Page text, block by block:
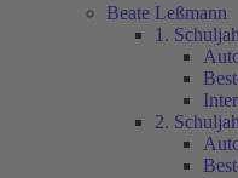
Beate Leßmann
1.
2.